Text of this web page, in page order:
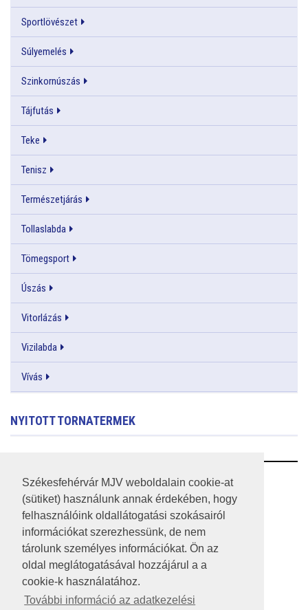
Székesfehérvár MJV weboldalain cookie-at
(sütiket) használunk annak érdekében, hogy
felhasználóink oldallátogatási szokásairól
információkat szerezhessünk, de nem
tárolunk személyes információkat. Ön az
oldal meglátogatásával hozzájárul a a
cookie-k használatához.
További információ az adatkezelési
Sportlövészet
Súlyemelés
Szinkornúszás
Tájfutás
Teke
Tenisz
Természetjárás
Tollaslabda
Tömegsport
Úszás
Vitorlázás
Vizilabda
Vívás
NYITOTT TORNATERMEK
RSS
A HONLAP 2017.03.31-I ÁLLAPOTA
JOGI NYILATKOZAT
IMPRESSZUM